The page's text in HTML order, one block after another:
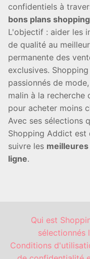
confidentiels à
bons plans shopping
L'objectif : aider les
de qualité au
permanente des
exclusives.
passionnés de
malin à la recherche
pour acheter moins
Avec ses sélections
Shopping Addict est
suivre les
ligne.
Qui est
sélectionnés
Conditions